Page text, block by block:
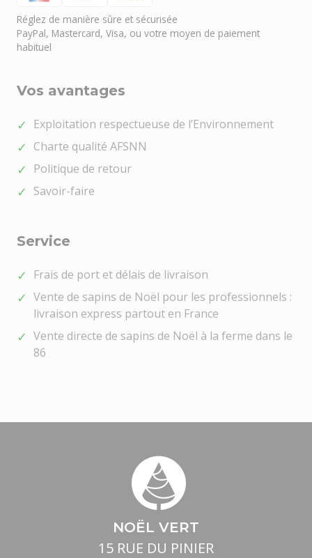
Réglez de manière sûre et sécurisée
PayPal, Mastercard, Visa, ou votre moyen de paiement
habituel
Vos avantages
Exploitation respectueuse de l’Environnement
Charte qualité AFSNN
Politique de retour
Savoir-faire
Service
Frais de port et délais de livraison
Vente de sapins de Noël pour les professionnels :
livraison express partout en France
Vente directe de sapins de Noël à la ferme dans le
86
NOËL VERT
15 RUE DU PINIER